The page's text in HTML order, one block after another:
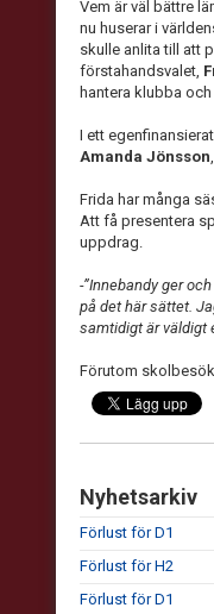
Vem är väl bättre
nu huserar i
skulle anlita till att
förstahandsvalet,
hantera klubba och
I ett
Amanda Jönsson
Frida har många
Att få presentera
uppdrag.
-”Innebandy ger
på det här sättet.
samtidigt är väldigt
Förutom
Nyhetsarkiv
Förlust för D1
Förlust för H2
Förlust för D1